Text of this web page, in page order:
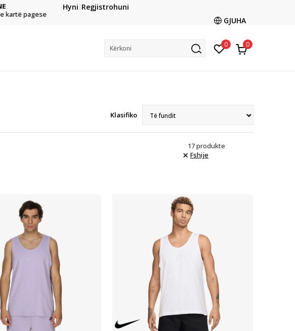
CLICK & COLLECT
Paguani me kartë online dhe bëni tërheqjen në dyqanin që ju
Hyni Regjistrohuni
GJUHA
Kërkoni 0 0
Klasifiko
17produkte
Fshije
Krahasoni Krahasoni